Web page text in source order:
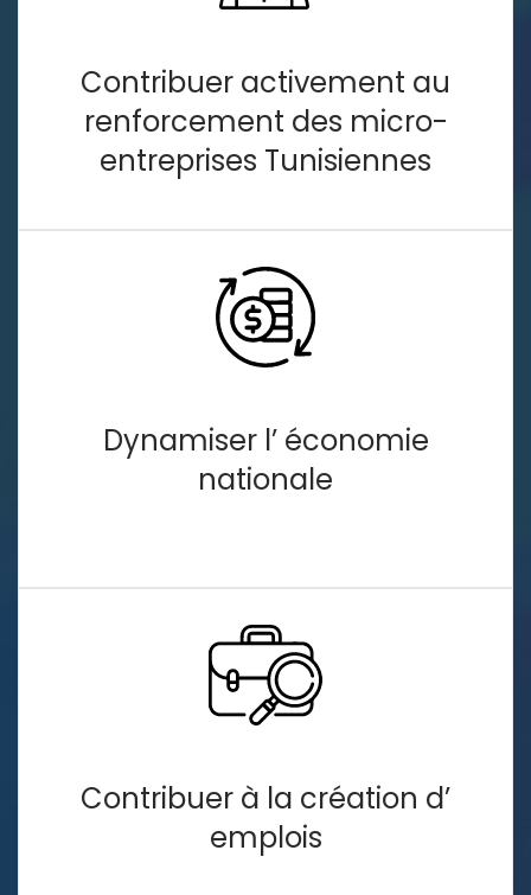
Contribuer activement au
renforcement des micro-
entreprises Tunisiennes
Dynamiser l’ économie
nationale
Contribuer à la création d’
emplois